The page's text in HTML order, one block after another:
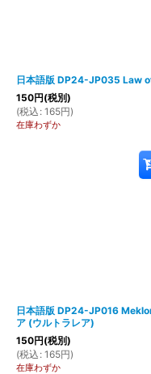
日本語版 DP24-JP035 Law
150円(税別)
(税込 : 165円)
在庫わずか
日本語版 DP24-JP016
ア (ウルトラレア)
150円(税別)
(税込 : 165円)
在庫わずか